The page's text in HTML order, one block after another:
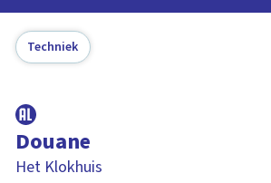
Techniek
Douane
Het Klokhuis